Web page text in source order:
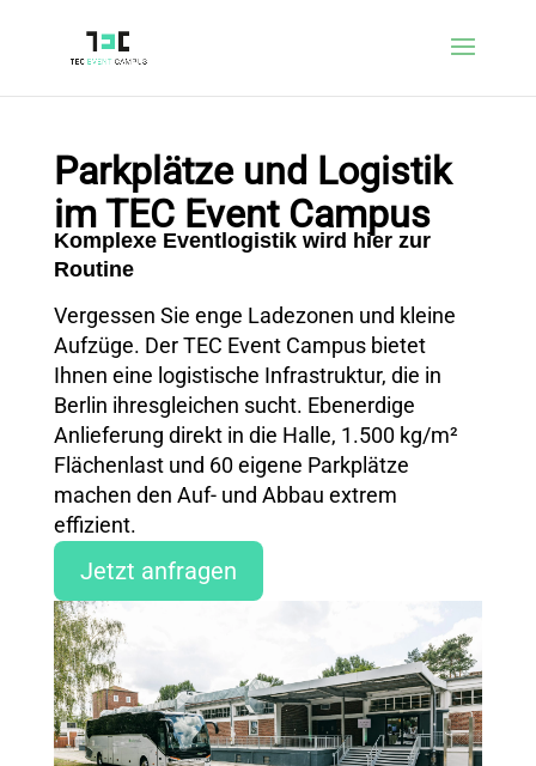
Parkplätze und Logistik
im TEC Event Campus
Komplexe Eventlogistik wird hier zur
Routine
Vergessen Sie enge Ladezonen und kleine
Aufzüge. Der TEC Event Campus bietet
Ihnen eine logistische Infrastruktur, die in
Berlin ihresgleichen sucht. Ebenerdige
Anlieferung direkt in die Halle, 1.500 kg/m²
Flächenlast und 60 eigene Parkplätze
machen den Auf- und Abbau extrem
effizient.
Jetzt anfragen